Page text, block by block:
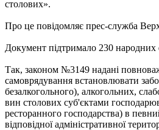
столових».
Про це повідомляє прес-служба
Документ підтримало 230 народних
Так, законом №3149 надані
самоврядування встановлювати
безалкогольного), алкогольних,
вин столових суб'єктами
ресторанного господарства) в
відповідної адміністративної